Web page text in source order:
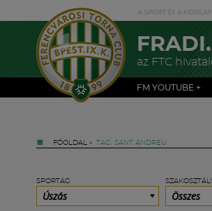
az FTC
FM YOUTUBE +
FŐOLDAL » TAG: SANT ANDREU
SPORTÁG
Úszás Összes